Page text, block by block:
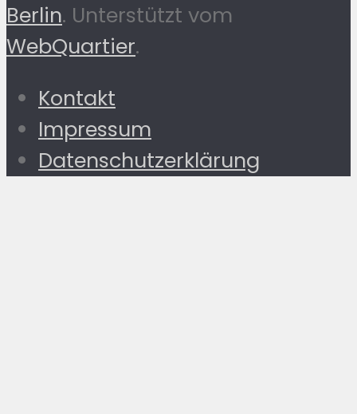
Berlin. Unterstützt vom
WebQuartier.
Kontakt
Impressum
Datenschutzerklärung